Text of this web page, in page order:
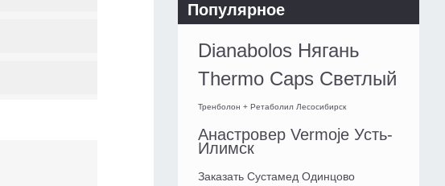
Популярное
Dianabolos Нягань
Thermo Caps Светлый
Тренболон + Ретаболил Лесосибирск
Анастровер Vermoje Усть-
Илимск
Заказать Сустамед Одинцово